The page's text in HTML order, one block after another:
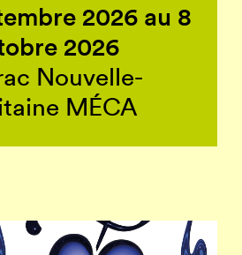
2026 au 8
2026
Nouvelle-
MÉCA